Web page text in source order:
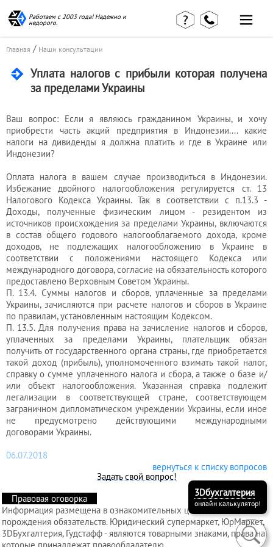
Работаем с 2003 года! Надежно и
недорого.
Главная / Наши консультации
Уплата налогов с прибыли которая получена
за пределами Украины
Ваш вопрос: Если я являюсь гражданином Украины, и хочу
приобрести часть акций предприятия в Индонезии.... какие
налоги на дивиденды я должна платить и где в Украине или
Индонезии?
Оплата налога в вашем случае производиться в Индонезии.
Избежание двойного налогообложения регулируется ст. 13
Налогового Кодекса Украины. Так в соответствии с п.13.3 -
Доходы, полученные физическим лицом - резидентом из
источников происхождения за пределами Украины, включаются
в состав общего годового налогооблагаемого дохода, кроме
доходов, не подлежащих налогообложению в Украине в
соответствии с положениями настоящего Кодекса или
международного договора, согласие на обязательность которого
предоставлено Верховным Советом Украины.
П. 13.4. Суммы налогов и сборов, уплаченные за пределами
Украины, зачисляются при расчете налогов и сборов в Украине
по правилам, установленным настоящим Кодексом.
П. 13.5. Для получения права на зачисление налогов и сборов,
уплаченных за пределами Украины, плательщик обязан
получить от государственного органа страны, где приобретается
такой доход (прибыль), уполномоченного взимать такой налог,
справку о сумме уплаченного налога и сбора, а также о базе и/
или объект налогообложения. Указанная справка подлежит
легализации в соответствующей стране, соответствующем
заграничном дипломатическом учреждении Украины, если иное
не предусмотрено действующими международными
договорами Украины.
06.07.2018
вернуться к списку вопросов
Задать свой вопрос!
3Dбухгалтерия
онлайн калькулятор!
Правовая оговорка
Информация размещена в ознакомительных целях и без
порождения обязательств. Юридический супермаркет, ЮрМаркет,
3DБухгалтерия, Гудстафф - являются товарными знаками, права на
Главная
страница
Отзывы
клиентов
Контакты
Наши статьи
Наши
консультации
Миграционные
услуги
Услуги
бухгалтера
Услуги
юриста
Услуги
регистратора
Кадровый
аутсорсинг
Лицензии
и